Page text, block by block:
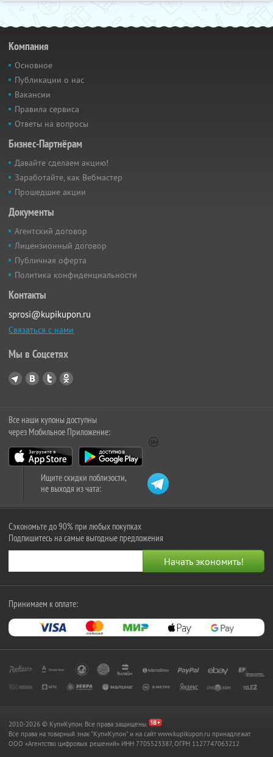
Компания
Основное
Публикации о нас
Вакансии
Правила сервиса
Ответы на вопросы
Бизнес-Партнёрам
Давайте сделаем акцию!
Заработайте, как Вебмастер
Прошедшие акции
Документы
Агентский договор
Лицензионный договор
Публичная оферта
Политика конфиденциальности
Контакты
sprosi@kupikupon.ru
Связаться с нами
Мы в Соцсетях
Все наши купоны доступны
через Мобильное Приложение:
Ищите скидки поблизости,
не выходя из чата:
Сэкономьте до 90% при любых покупках
Подпишитесь на самые выгодные предложения
Принимаем к оплате:
2010-2026 © КупиКупон. Все права защищены.
Все права на товарный знак "КупиКупон" и на сайт www.kupikupon.ru принадлежат
OOO «Агентство цифровых решений» ИНН 7705523387, ОГРН 1127747063212